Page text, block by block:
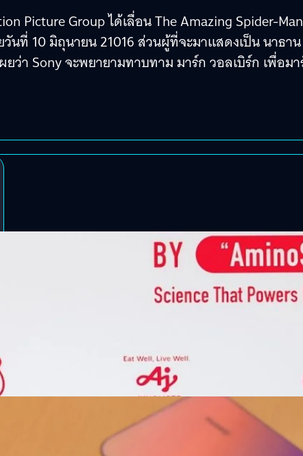
Picture Group ได้เลื่อน The Amazing Spider-
ที่ 10 มิถุนายน 21016 ส่วนผู้ที่จะมาแสดงเป็น นาธาน
ยว่า Sony จะพยายามทาบทาม มาร์ก วอลเบิร์ก เพื่อม